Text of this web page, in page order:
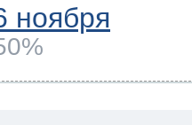
ноября